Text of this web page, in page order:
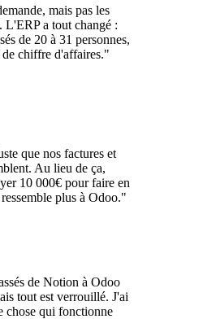
mais pas les
L'ERP a tout changé :
de 20 à 31 personnes,
chiffre d'affaires."
que nos factures et
Au lieu de ça,
10 000€ pour faire en
plus à Odoo."
de Notion à Odoo
tout est verrouillé. J'ai
chose qui fonctionne